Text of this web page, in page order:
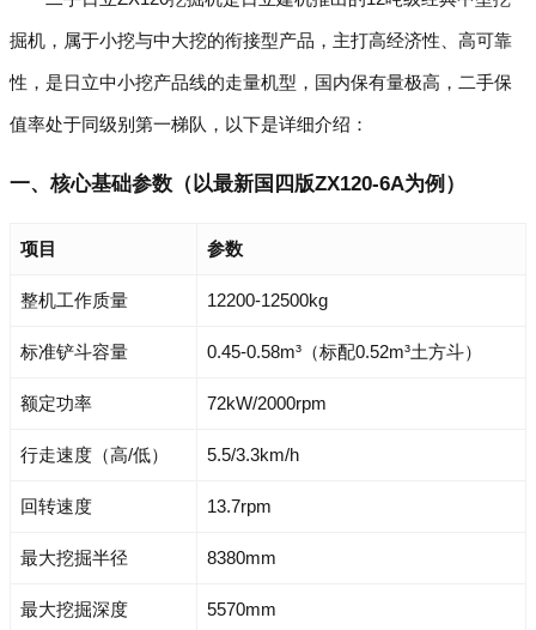
掘机，属于小挖与中大挖的衔接型产品，主打高经济性、高可靠
性，是日立中小挖产品线的走量机型，国内保有量极高，二手保
值率处于同级别第一梯队，以下是详细介绍：
一、核心基础参数（以最新国四版ZX120-6A为例）
项目 参数
整机工作质量 12200-12500kg
标准铲斗容量 0.45-0.58m³（标配0.52m³土方斗）
额定功率 72kW/2000rpm
行走速度（高/低） 5.5/3.3km/h
回转速度 13.7rpm
最大挖掘半径 8380mm
最大挖掘深度 5570mm